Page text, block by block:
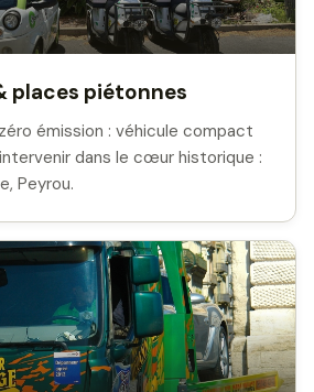
places piétonnes
émission : véhicule compact
dans le cœur historique :
Peyrou.